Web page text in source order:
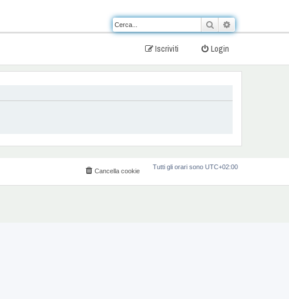
Cerca
Login
Iscriviti
Tutti gli orari sono UTC+02:00
Cancella cookie